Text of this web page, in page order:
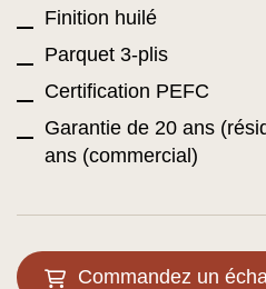
Finition huilé
Parquet 3-plis
Certification PEFC
Garantie de 20 ans
ans (commercial)
Commandez un